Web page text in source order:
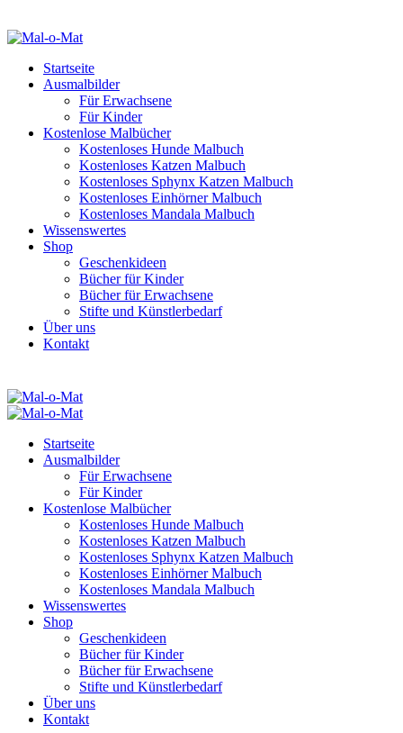
Startseite
Ausmalbilder
Für Erwachsene
Für Kinder
Kostenlose Malbücher
Kostenloses Hunde Malbuch
Kostenloses Katzen Malbuch
Kostenloses Sphynx Katzen Malbuch
Kostenloses Einhörner Malbuch
Kostenloses Mandala Malbuch
Wissenswertes
Shop
Geschenkideen
Bücher für Kinder
Bücher für Erwachsene
Stifte und Künstlerbedarf
Über uns
Kontakt
Startseite
Ausmalbilder
Für Erwachsene
Für Kinder
Kostenlose Malbücher
Kostenloses Hunde Malbuch
Kostenloses Katzen Malbuch
Kostenloses Sphynx Katzen Malbuch
Kostenloses Einhörner Malbuch
Kostenloses Mandala Malbuch
Wissenswertes
Shop
Geschenkideen
Bücher für Kinder
Bücher für Erwachsene
Stifte und Künstlerbedarf
Über uns
Kontakt